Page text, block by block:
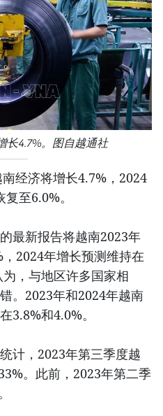
长4.7%。图自越通社
经济将增长4.7%，2024
至6.0%。
最新报告将越南2023年
2024年增长预测维持在
，与地区许多国家相
。2023年和2024年越南
3.8%和4.0%。
计，2023年第三季度越
。此前，2023年第二季